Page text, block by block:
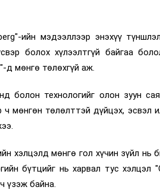
ийн мэдээллээр энэхүү
болох хүлээлтгүй байгаа
д мөнгө төлөхгүй аж.
болон технологийг олон зуун
мөнгөн төлөлттэй дүйцэх, эсвэл
хэлцэлд мөнгө гол хүчин зүйл нь
бүтцийг нь харвал тус хэлцэл
үзэж байна.